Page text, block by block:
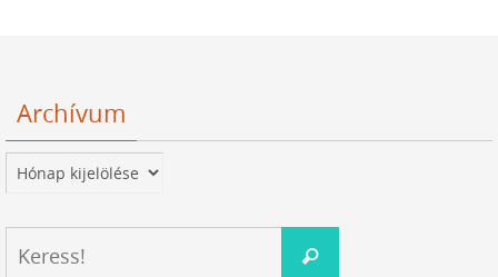
Archívum
Archívum
Keress!